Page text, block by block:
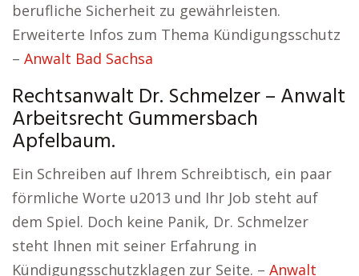
berufliche Sicherheit zu gewährleisten.
Erweiterte Infos zum Thema Kündigungsschutz
– Anwalt Bad Sachsa
Rechtsanwalt Dr. Schmelzer – Anwalt
Arbeitsrecht Gummersbach
Apfelbaum.
Ein Schreiben auf Ihrem Schreibtisch, ein paar
förmliche Worte u2013 und Ihr Job steht auf
dem Spiel. Doch keine Panik, Dr. Schmelzer
steht Ihnen mit seiner Erfahrung in
Kündigungsschutzklagen zur Seite. – Anwalt